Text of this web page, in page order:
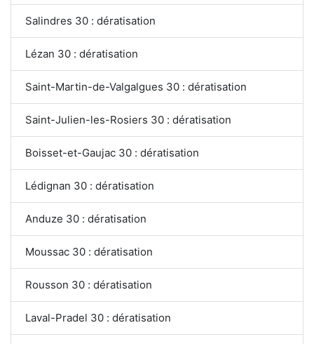
Salindres 30 : dératisation
Lézan 30 : dératisation
Saint-Martin-de-Valgalgues 30 : dératisation
Saint-Julien-les-Rosiers 30 : dératisation
Boisset-et-Gaujac 30 : dératisation
Lédignan 30 : dératisation
Anduze 30 : dératisation
Moussac 30 : dératisation
Rousson 30 : dératisation
Laval-Pradel 30 : dératisation